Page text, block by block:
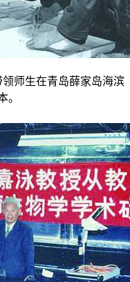
师生在青岛薛家岛海滨
。